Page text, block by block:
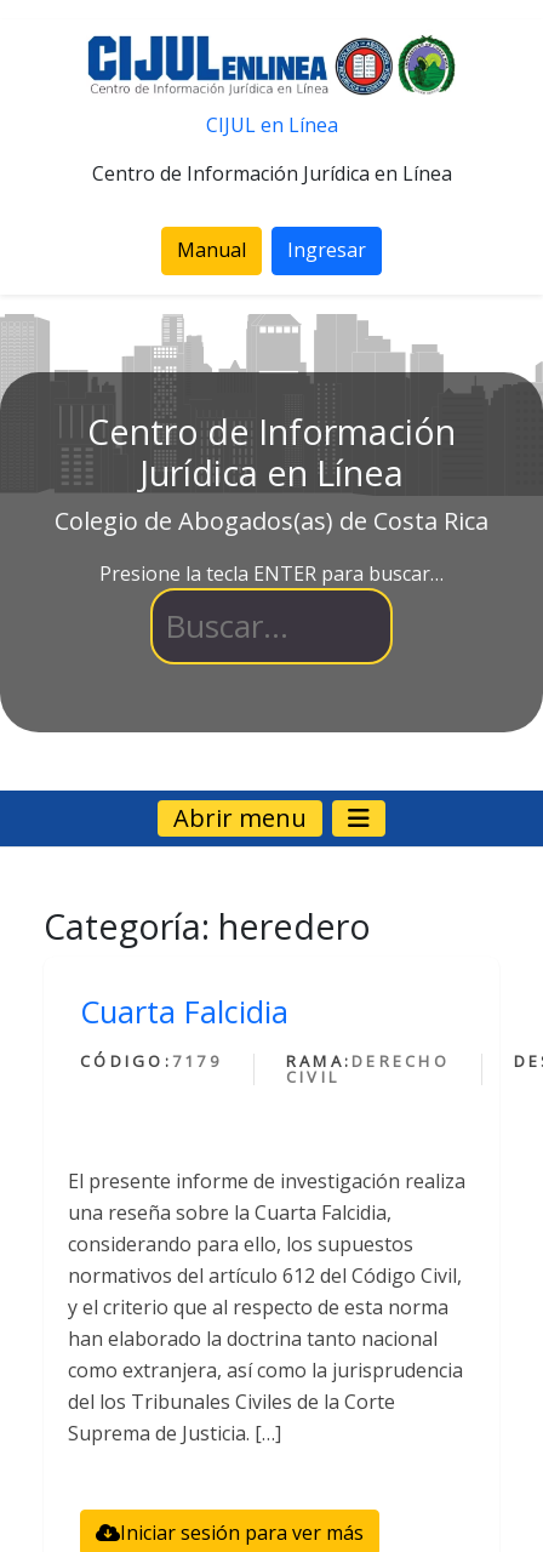
CIJUL en Línea
Centro de Información Jurídica en Línea
Manual Ingresar
Centro de Información
Jurídica en Línea
Colegio de Abogados(as) de Costa Rica
Presione la tecla ENTER para buscar…
Abrir menu
Categoría: heredero
Cuarta Falcidia
CÓDIGO: 7179 RAMA: DERECHO
CIVIL
El presente informe de investigación realiza
una reseña sobre la Cuarta Falcidia,
considerando para ello, los supuestos
normativos del artículo 612 del Código Civil,
y el criterio que al respecto de esta norma
han elaborado la doctrina tanto nacional
como extranjera, así como la jurisprudencia
del los Tribunales Civiles de la Corte
Suprema de Justicia. […]
Iniciar sesión para ver más